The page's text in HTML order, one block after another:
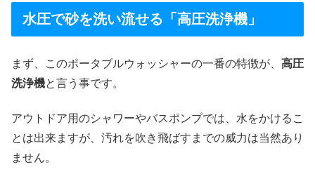
水圧で砂を洗い流せる「高圧洗浄機」
まず、このポータブルウォッシャーの一番の特徴が、 高圧
洗浄機と言う事です。
アウトドア用のシャワーやバスポンプでは、水をかけるこ
とは出来ますが、汚れを吹き飛ばすまでの威力は当然あり
ません。